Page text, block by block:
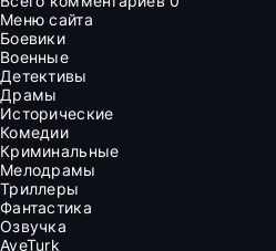
Меню сайта
Боевики
Военные
Детективы
Драмы
Исторические
Комедии
Криминальные
Мелодрамы
Триллеры
Фантастика
Озвучка
AveTurk